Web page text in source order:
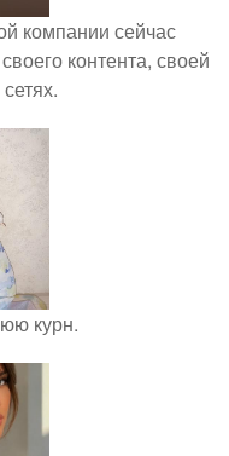
компании сейчас
контента, своей
курн.